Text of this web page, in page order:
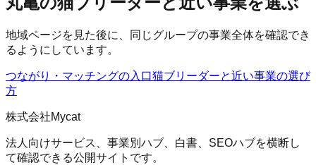
地域ページを見た後に、同じグループの事業全体を確認でき
るようにしています。
つながり・マッチングの入口猫ブリーダーと近い事業の選び
方
株式会社Mycat
法人向けサービス、事業別ハブ、白書、SEOハブを横断し
て確認できる公開サイトです。